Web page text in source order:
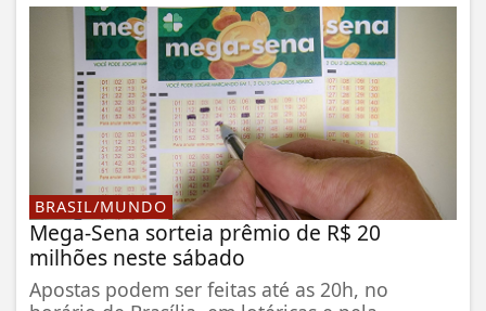
BRASIL/MUNDO
Mega-Sena sorteia prêmio de R$ 20
milhões neste sábado
Apostas podem ser feitas até as 20h, no